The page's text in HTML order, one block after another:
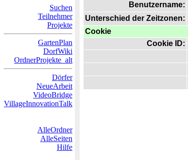
Suchen
Teilnehmer
Projekte
GartenPlan
DorfWiki
OrdnerProjekte_alt
Dörfer
NeueArbeit
VideoBridge
VillageInnovationTalk
AlleOrdner
AlleSeiten
Hilfe
Benutzername:
Unterschied der Zeitzonen:
Cookie
Cookie ID: